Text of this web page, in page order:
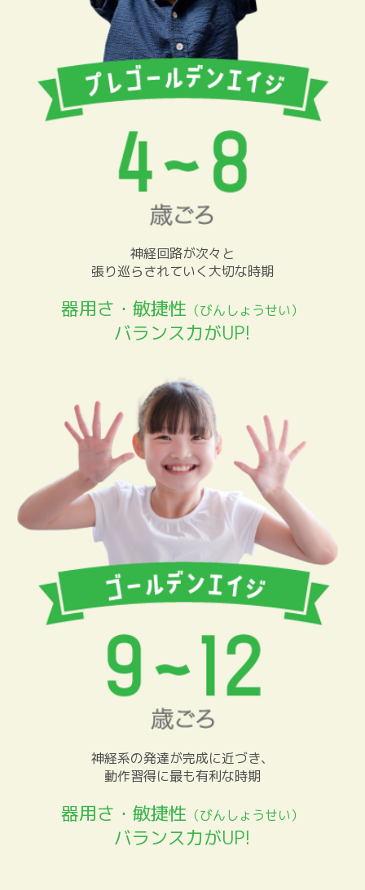
神経回路が次々と
張り巡らされていく大切な時期
器用さ・敏捷性 （びんしょうせい）
バランス力がUP!
神経系の発達が完成に近づき、
動作習得に最も有利な時期
器用さ・敏捷性 （びんしょうせい）
バランス力がUP!